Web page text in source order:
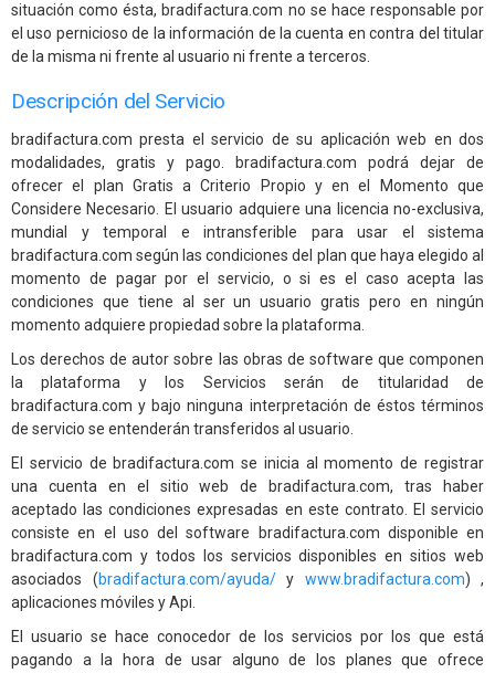
situación como ésta, bradifactura.com no se hace responsable por
el uso pernicioso de la información de la cuenta en contra del titular
de la misma ni frente al usuario ni frente a terceros.
Descripción del Servicio
bradifactura.com presta el servicio de su aplicación web en dos
modalidades, gratis y pago. bradifactura.com podrá dejar de
ofrecer el plan Gratis a Criterio Propio y en el Momento que
Considere Necesario. El usuario adquiere una licencia no-exclusiva,
mundial y temporal e intransferible para usar el sistema
bradifactura.com según las condiciones del plan que haya elegido al
momento de pagar por el servicio, o si es el caso acepta las
condiciones que tiene al ser un usuario gratis pero en ningún
momento adquiere propiedad sobre la plataforma.
Los derechos de autor sobre las obras de software que componen
la plataforma y los Servicios serán de titularidad de
bradifactura.com y bajo ninguna interpretación de éstos términos
de servicio se entenderán transferidos al usuario.
El servicio de bradifactura.com se inicia al momento de registrar
una cuenta en el sitio web de bradifactura.com, tras haber
aceptado las condiciones expresadas en este contrato. El servicio
consiste en el uso del software bradifactura.com disponible en
bradifactura.com y todos los servicios disponibles en sitios web
asociados (bradifactura.com/ayuda/y www.bradifactura.com) ,
aplicaciones móviles y Api.
El usuario se hace conocedor de los servicios por los que está
pagando a la hora de usar alguno de los planes que ofrece